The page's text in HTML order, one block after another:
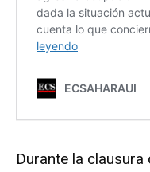
Durante la